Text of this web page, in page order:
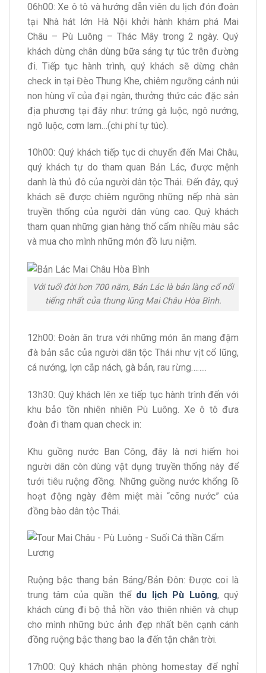
06h00: Xe ô tô và hướng dẫn viên du lịch đón đoàn
tại Nhà hát lớn Hà Nội khởi hành khám phá Mai
Châu – Pù Luông – Thác Mây trong 2 ngày. Quý
khách dừng chân dùng bữa sáng tự túc trên đường
đi. Tiếp tục hành trình, quý khách sẽ dừng chân
check in tại Đèo Thung Khe, chiêm ngưỡng cảnh núi
non hùng vĩ của đại ngàn, thưởng thức các đặc sản
địa phương tại đây như: trứng gà luộc, ngô nướng,
ngô luộc, cơm lam…(chi phí tự túc).
10h00: Quý khách tiếp tục di chuyển đến Mai Châu,
quý khách tự do tham quan Bản Lác, được mệnh
danh là thủ đô của người dân tộc Thái. Đến đây, quý
khách sẽ được chiêm ngưỡng những nếp nhà sàn
truyền thống của người dân vùng cao. Quý khách
tham quan những gian hàng thổ cẩm nhiều màu sắc
và mua cho mình những món đồ lưu niệm.
Với tuổi đời hơn 700 năm, Bản Lác là bản làng cổ nổi
tiếng nhất của thung lũng Mai Châu Hòa Bình.
12h00: Đoàn ăn trưa với những món ăn mang đậm
đà bản sắc của người dân tộc Thái như vịt cổ lũng,
cá nướng, lợn cắp nách, gà bản, rau rừng……..
13h30: Quý khách lên xe tiếp tục hành trình đến với
khu bảo tồn nhiên nhiên Pù Luông. Xe ô tô đưa
đoàn đi tham quan check in:
Khu guồng nước Ban Công, đây là nơi hiếm hoi
người dân còn dùng vật dụng truyền thống này để
tưới tiêu ruộng đồng. Những guồng nước khổng lồ
hoạt động ngày đêm miệt mài “cõng nước” của
đồng bào dân tộc Thái.
Ruộng bậc thang bản Báng/Bản Đôn: Được coi là
trung tâm của quần thể du lịch Pù Luông, quý
khách cùng đi bộ thả hồn vào thiên nhiên và chụp
cho mình những bức ảnh đẹp nhất bên cạnh cánh
đồng ruộng bậc thang bao la đến tận chân trời.
17h00: Quý khách nhận phòng homestay để nghỉ